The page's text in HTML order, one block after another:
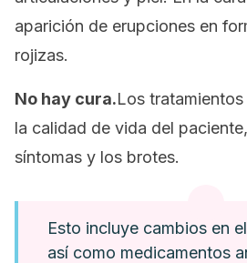
aparición de erupciones en
rojizas.
No hay cura.Los
la calidad de vida del
síntomas y los brotes.
Esto incluye cambios en
así como medicamentos